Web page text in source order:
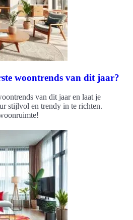
woontrends van dit jaar?
van dit jaar en laat je
stijlvol en trendy in te richten.